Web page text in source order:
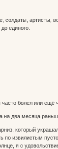
солдаты,
единого.
болел или ещё
на два месяца
который
извилистым
я с